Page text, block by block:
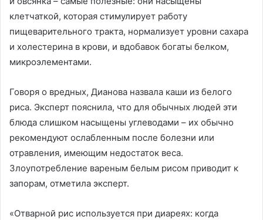
клетчаткой, которая стимулирует работу
пищеварительного тракта, нормализует уровни сахара
и холестерина в крови, и вдобавок богаты белком,
микроэлементами.
Говоря о вредных, Дианова назвала каши из белого
риса. Эксперт пояснила, что для обычных людей эти
блюда слишком насыщены углеводами – их обычно
рекомендуют ослабленным после болезни или
отравления, имеющим недостаток веса.
Злоупотребление вареным белым рисом приводит к
запорам, отметила эксперт.
«Отварной рис используется при диареях: когда